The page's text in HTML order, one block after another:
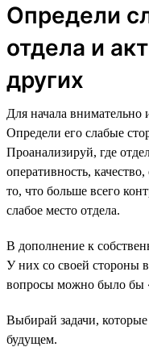
Определи
отдела и
других
Для начала внимательно
Определи его слабые
Проанализируй, где
оперативность,
то, что больше всего
слабое место отдела.
В дополнение к
У них со своей стороны
вопросы можно было бы
Выбирай задачи,
будущем.